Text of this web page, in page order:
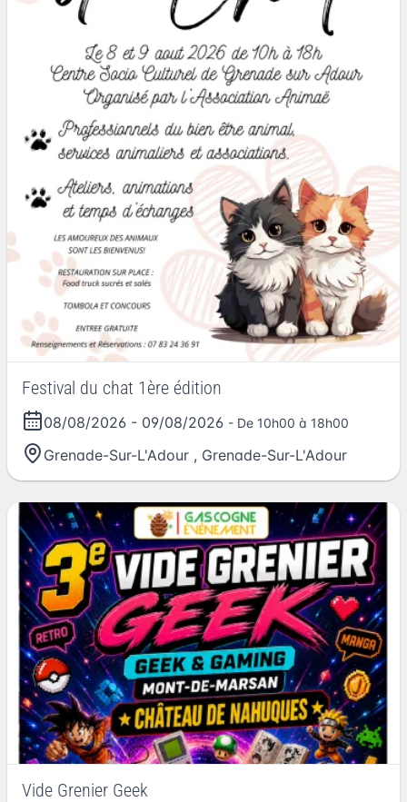
Festival du chat 1ère édition
08/08/2026 - 09/08/2026 - De 10h00 à 18h00
Grenade-Sur-L'Adour , Grenade-Sur-L'Adour
Vide Grenier Geek